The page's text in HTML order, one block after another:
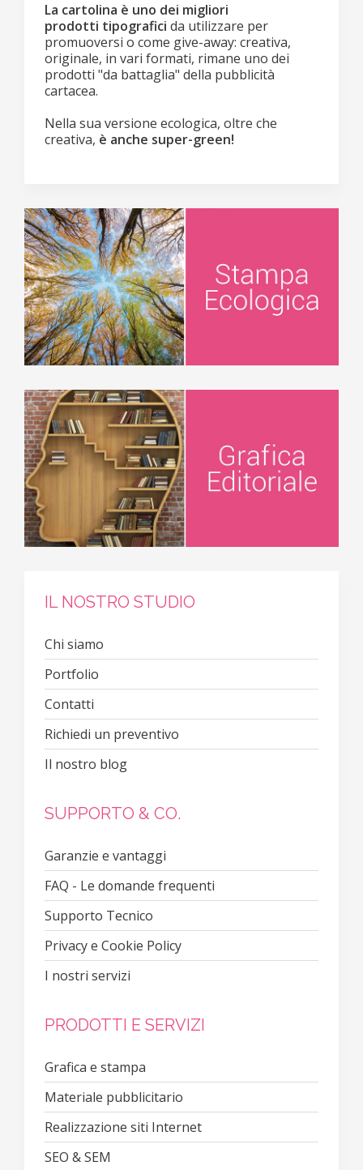
La cartolina è uno dei migliori
prodotti tipografici da utilizzare per
promuoversi o come give-away: creativa,
originale, in vari formati, rimane uno dei
prodotti "da battaglia" della pubblicità
cartacea.
Nella sua versione ecologica, oltre che
creativa, è anche super-green!
IL NOSTRO STUDIO
Chi siamo
Portfolio
Contatti
Richiedi un preventivo
Il nostro blog
SUPPORTO & CO.
Garanzie e vantaggi
FAQ - Le domande frequenti
Supporto Tecnico
Privacy e Cookie Policy
I nostri servizi
PRODOTTI E SERVIZI
Grafica e stampa
Materiale pubblicitario
Realizzazione siti Internet
SEO & SEM